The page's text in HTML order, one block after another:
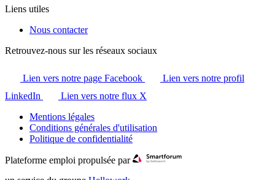
Liens utiles
Nous contacter
Retrouvez-nous sur les réseaux sociaux
Lien vers notre page Facebook
Lien vers notre profil
LinkedIn
Lien vers notre flux X
Mentions légales
Conditions générales d'utilisation
Politique de confidentialité
Plateforme emploi propulsée par